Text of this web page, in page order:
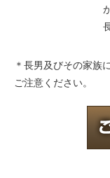
＊長男及びその家族
ご注意ください。